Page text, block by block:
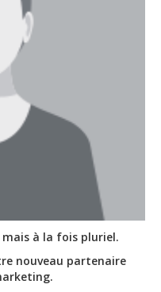
mais à la fois pluriel.
nouveau partenaire